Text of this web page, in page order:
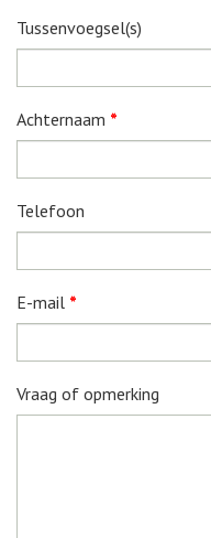
Tussenvoegsel(s)
Achternaam *
Telefoon
E-mail *
Vraag of opmerking